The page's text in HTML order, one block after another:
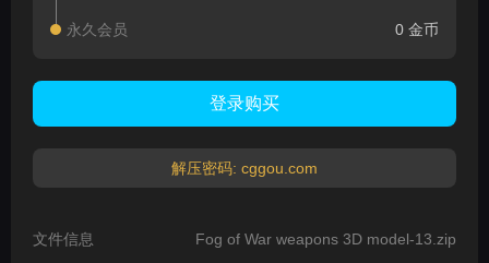
永久会员 0 金币
登录购买
解压密码: cggou.com
文件信息 Fog of War weapons 3D model-13.zip